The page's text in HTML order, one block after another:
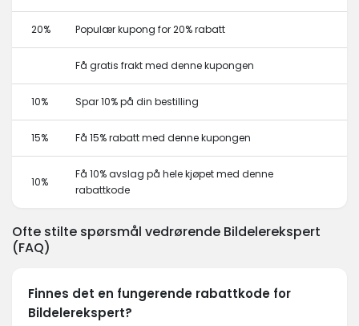
20% Populær kupong for 20% rabatt
Få gratis frakt med denne kupongen
10% Spar 10% på din bestilling
15% Få 15% rabatt med denne kupongen
10%
Få 10% avslag på hele kjøpet med denne
rabattkode
Ofte stilte spørsmål vedrørende Bildelerekspert
(FAQ)
Finnes det en fungerende rabattkode for
Bildelerekspert?